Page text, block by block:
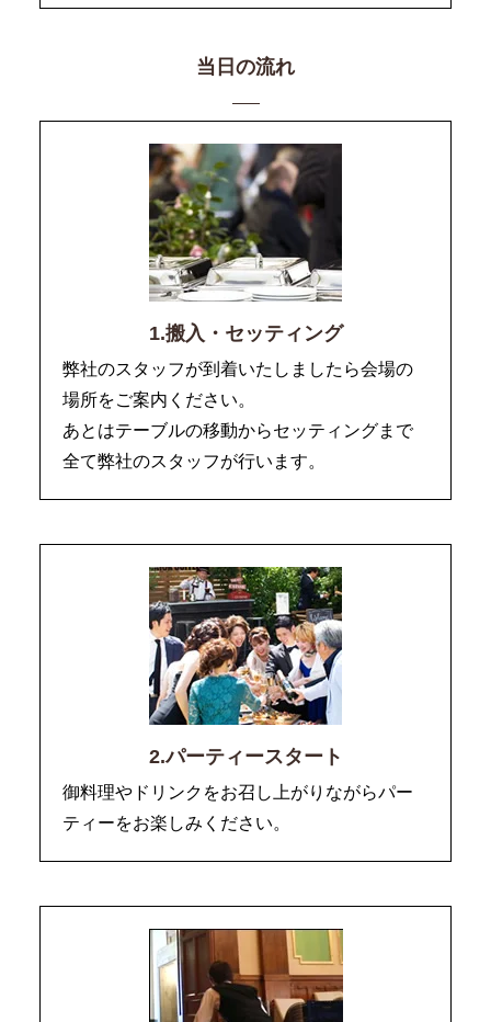
当日の流れ
1.搬入・セッティング
弊社のスタッフが到着いたしましたら会場の
場所をご案内ください。
あとはテーブルの移動からセッティングまで
全て弊社のスタッフが行います。
2.パーティースタート
御料理やドリンクをお召し上がりながらパー
ティーをお楽しみください。